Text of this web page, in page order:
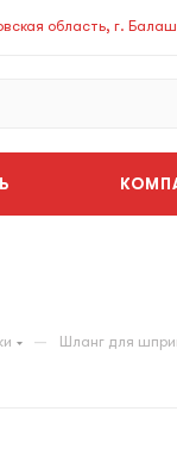
область, г.
— Шланг для